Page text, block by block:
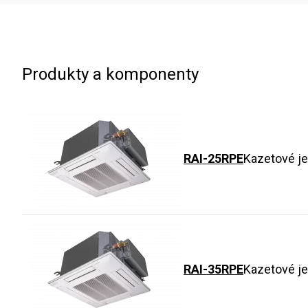
Produkty a komponenty
RAI-25RPEKazetové
RAI-35RPEKazetové